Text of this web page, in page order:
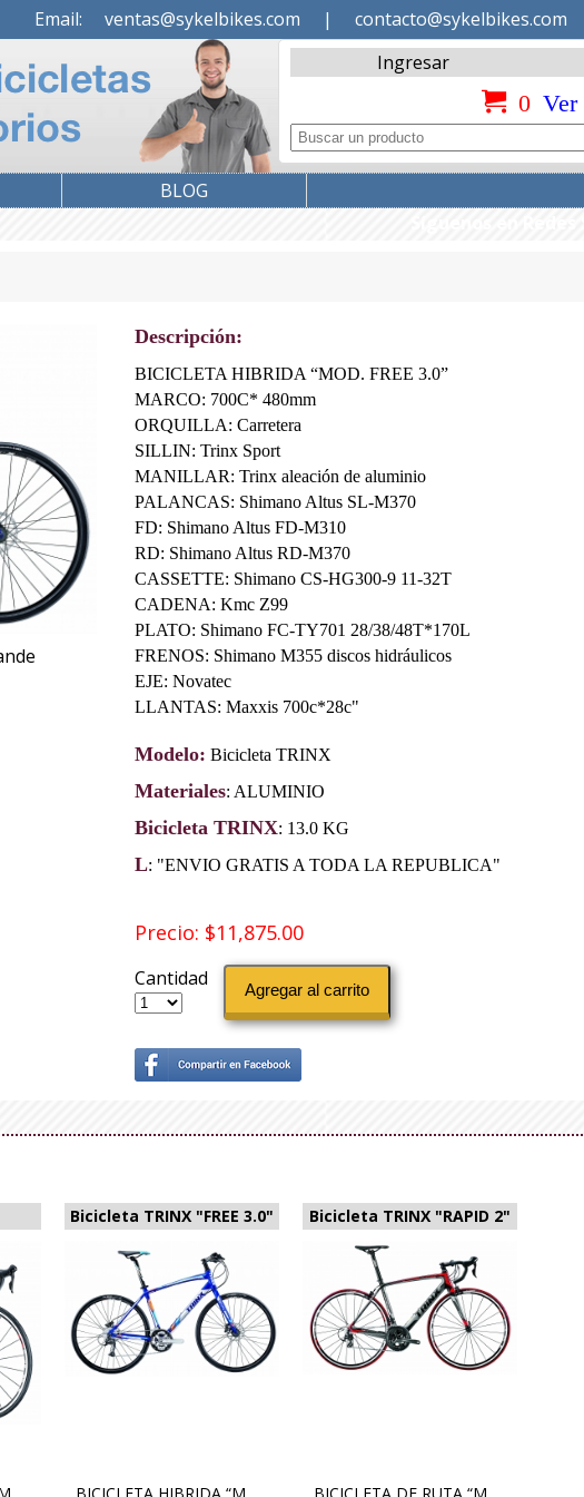
Email: ventas@sykelbikes.com | contacto@sykelbikes.com
Ingresar
0Ver
BLOG
Descripción:
BICICLETA HIBRIDA “MOD. FREE 3.0”
MARCO: 700C* 480mm
ORQUILLA: Carretera
SILLIN: Trinx Sport
MANILLAR: Trinx aleación de aluminio
PALANCAS: Shimano Altus SL-M370
FD: Shimano Altus FD-M310
RD: Shimano Altus RD-M370
CASSETTE: Shimano CS-HG300-9 11-32T
CADENA: Kmc Z99
PLATO: Shimano FC-TY701 28/38/48T*170L
FRENOS: Shimano M355 discos hidráulicos
EJE: Novatec
LLANTAS: Maxxis 700c*28c"
Modelo: Bicicleta TRINX
Materiales: ALUMINIO
Bicicleta TRINX: 13.0 KG
L: "ENVIO GRATIS A TODA LA REPUBLICA"
Precio: $11,875.00
Cantidad
Bicicleta TRINX "FREE 3.0" Bicicleta TRINX "RAPID 2"